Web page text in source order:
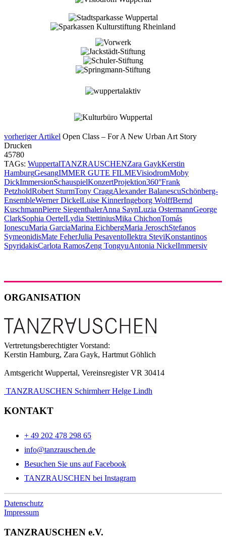
vorheriger Artikel Open Class – For A New Urban Art Story
Drucken
45780
TAGs: WuppertalTANZRAUSCHENZara GaykKerstin
HamburgGesangIMMER GUTE FILMEVisiodromMoby
DickImmersionSchauspielKonzertProjektion360°Frank
PetzholdRobert SturmTony CraggAlexander BalanescuSchönberg-
EnsembleWerner DickelLuise KinnerIngeborg WolffBernd
KuschmannPierre SiegenthalerAnna SaynLuzia OstermannGeorge
ClarkSophia OertelLydia StettiniusMika ChichonTomás
IonescuMaria GarciaMarina EichbergMaria JeroschStefanos
SymeonidisMate FeherJulia PesaventoIlektra SteviKonstantinos
SpyridakisCarlota RamosZeng TongyuAntonia NickelImmersiv
ORGANISATION
Vertretungsberechtigter Vorstand:
Kerstin Hamburg, Zara Gayk, Hartmut Göhlich
Amtsgericht Wuppertal, Vereinsregister VR 30414
TANZRAUSCHEN Schirmherr Helge Lindh
KONTAKT
+ 49 202 478 298 65
info@tanzrauschen.de
Besuchen Sie uns auf Facebook
TANZRAUSCHEN bei Instagram
Datenschutz
Impressum
TANZRAUSCHEN e.V.